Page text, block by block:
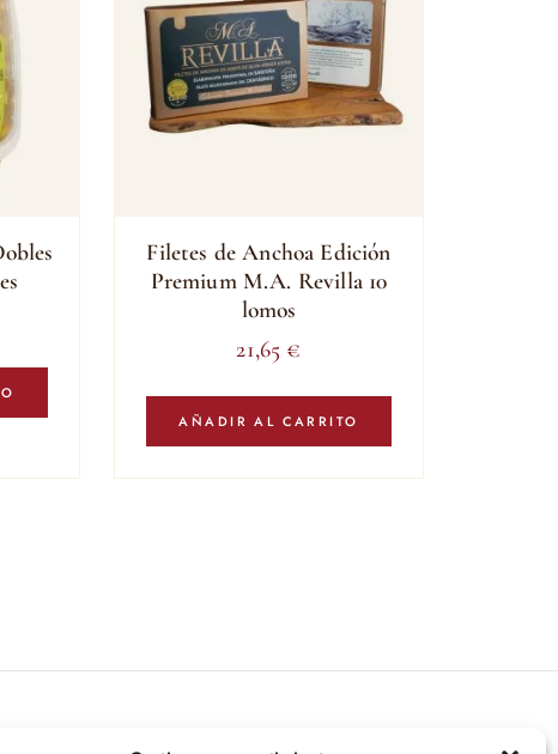
Filetes de Anchoa Edición
Premium M.A. Revilla 10
lomos
21,65 €
AÑADIR AL CARRITO